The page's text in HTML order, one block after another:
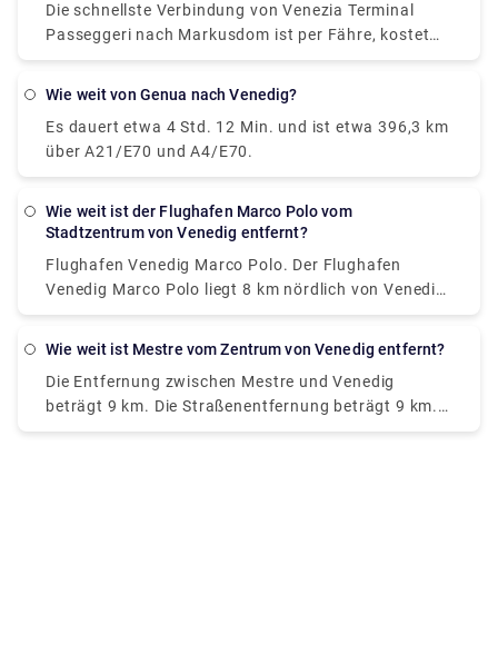
Die schnellste Verbindung von Venezia Terminal
Passeggeri nach Markusdom ist per Fähre, kostet
€8 und dauert 33 Min.. Gibt es eine direkte Fähre
Markusdom? Ja, es gibt einen Direkt-Fähre ab P. le
Roma "B" nach San Marco-San Zaccaria"F".
Wie weit von Genua nach Venedig?
Es dauert etwa 4 Std. 12 Min. und ist etwa 396,3 km
über A21/E70 und A4/E70.
Wie weit ist der Flughafen Marco Polo vom
Stadtzentrum von Venedig entfernt?
Flughafen Venedig Marco Polo. Der Flughafen
Venedig Marco Polo liegt 8 km nördlich von Venedig.
Es ist Venedigs internationaler Flughafen mit den
Polo liegt fast 8 km nördlich von Venedig.
Wie weit ist Mestre vom Zentrum von Venedig entfernt?
Die Entfernung zwischen Mestre und Venedig
beträgt 9 km. Die Straßenentfernung beträgt 9 km.
Wie reise ich ohne Auto von Mestre nach Venedig?